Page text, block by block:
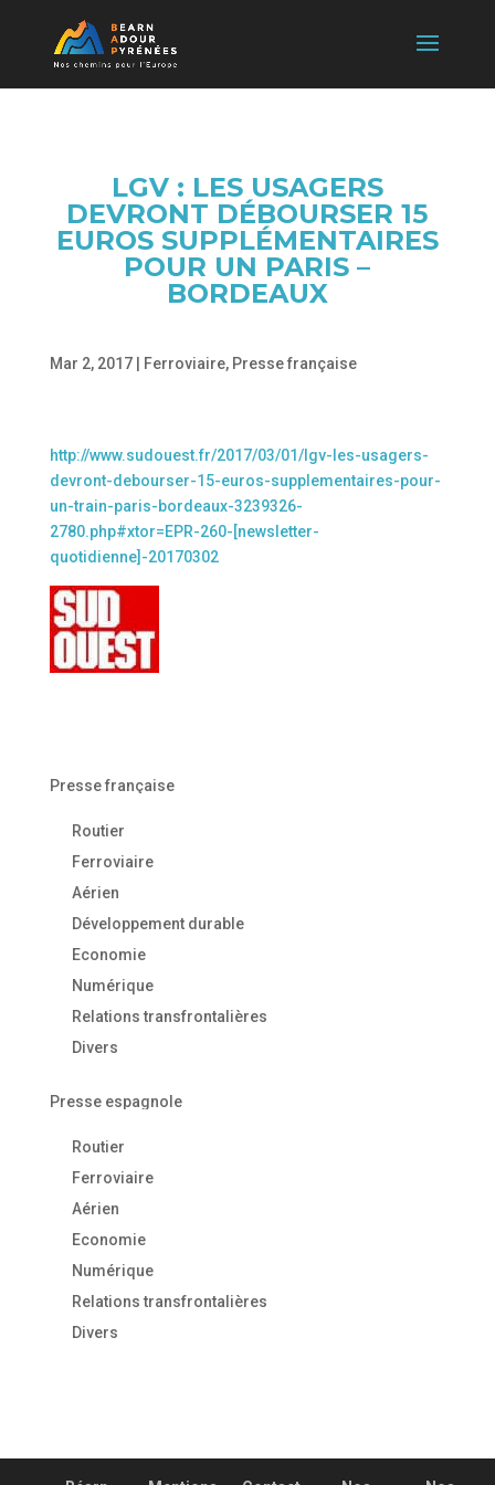
LGV : LES USAGERS
DEVRONT DÉBOURSER 15
EUROS SUPPLÉMENTAIRES
POUR UN PARIS –
BORDEAUX
Mar 2, 2017| Ferroviaire, Presse française
http://www.sudouest.fr/2017/03/01/lgv-les-usagers-
devront-debourser-15-euros-supplementaires-pour-
un-train-paris-bordeaux-3239326-
2780.php#xtor=EPR-260-[newsletter-
quotidienne]-20170302
Presse française
Routier
Ferroviaire
Aérien
Développement durable
Economie
Numérique
Relations transfrontalières
Divers
Presse espagnole
Routier
Ferroviaire
Aérien
Economie
Numérique
Relations transfrontalières
Divers